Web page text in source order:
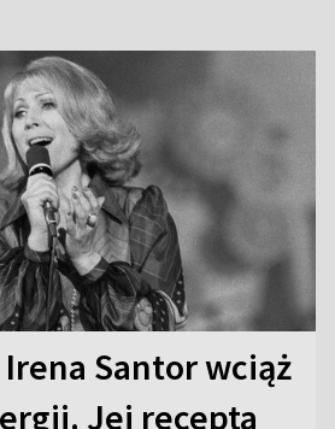
Santor wciąż
Jej recepta